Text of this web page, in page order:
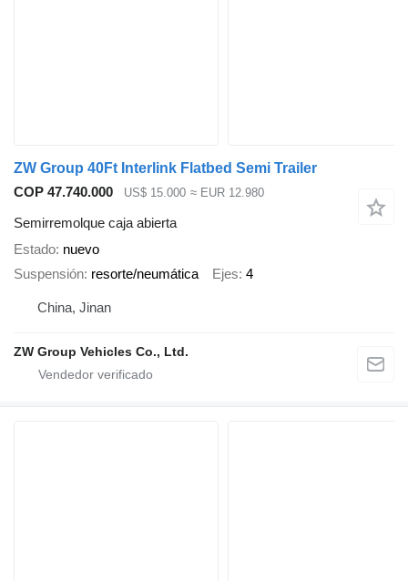
ZW Group 40Ft Interlink Flatbed Semi Trailer
COP 47.740.000
US$ 15.000 ≈ EUR 12.980
Semirremolque caja abierta
Estado nuevo
Suspensión resorte/neumática Ejes 4
China, Jinan
ZW Group Vehicles Co., Ltd.